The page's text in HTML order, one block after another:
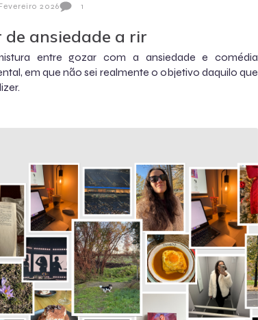
2026 1
ansiedade a rir
entre gozar com a ansiedade e comédia
em que não sei realmente o objetivo daquilo que